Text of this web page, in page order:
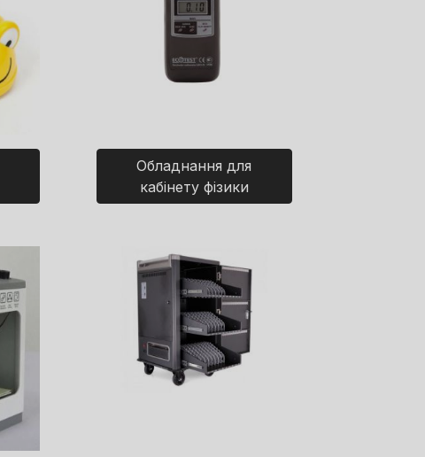
Обладнання для
кабінету фізики